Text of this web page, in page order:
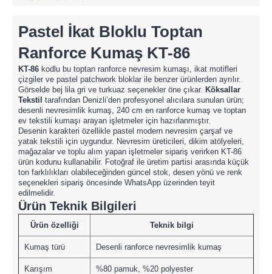
Pastel İkat Bloklu Toptan
Ranforce Kumaş KT-86
KT-86 kodlu bu toptan ranforce nevresim kumaşı, ikat motifleri
çizgiler ve pastel patchwork bloklar ile benzer ürünlerden ayrılır.
Görselde bej lila gri ve turkuaz seçenekler öne çıkar. Köksallar
Tekstil tarafından Denizli’den profesyonel alıcılara sunulan ürün;
desenli nevresimlik kumaş, 240 cm en ranforce kumaş ve toptan
ev tekstili kumaşı arayan işletmeler için hazırlanmıştır.
Desenin karakteri özellikle pastel modern nevresim çarşaf ve
yatak tekstili için uygundur. Nevresim üreticileri, dikim atölyeleri,
mağazalar ve toplu alım yapan işletmeler sipariş verirken KT-86
ürün kodunu kullanabilir. Fotoğraf ile üretim partisi arasında küçük
ton farklılıkları olabileceğinden güncel stok, desen yönü ve renk
seçenekleri sipariş öncesinde WhatsApp üzerinden teyit
edilmelidir.
Ürün Teknik Bilgileri
Ürün özelliği Teknik bilgi
Kumaş türü Desenli ranforce nevresimlik kumaş
Karışım %80 pamuk, %20 polyester